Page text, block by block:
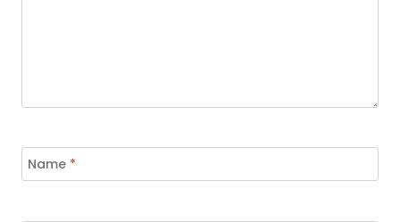
Name *